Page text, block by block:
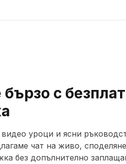
с
уроци и ясни
чат на живо,
без допълнително